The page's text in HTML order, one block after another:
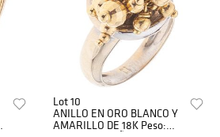
Lot 10
ANILLO EN ORO BLANCO Y
AMARILLO DE 18K Peso: